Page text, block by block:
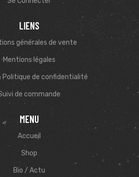
LIENS
générales de vente
Mentions légales
Politique de confidentialité
de commande
MENU
Accueil
Shop
Bio / Actu